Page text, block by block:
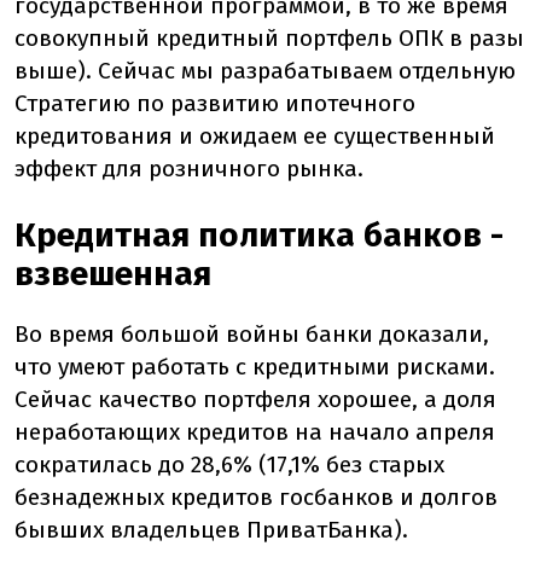
совокупный кредитный портфель ОПК в разы
выше). Сейчас мы разрабатываем отдельную
Стратегию по развитию ипотечного
кредитования и ожидаем ее существенный
эффект для розничного рынка.
Кредитная политика банков -
взвешенная
Во время большой войны банки доказали,
что умеют работать с кредитными рисками.
Сейчас качество портфеля хорошее, а доля
неработающих кредитов на начало апреля
сократилась до 28,6% (17,1% без старых
безнадежных кредитов госбанков и долгов
бывших владельцев ПриватБанка).